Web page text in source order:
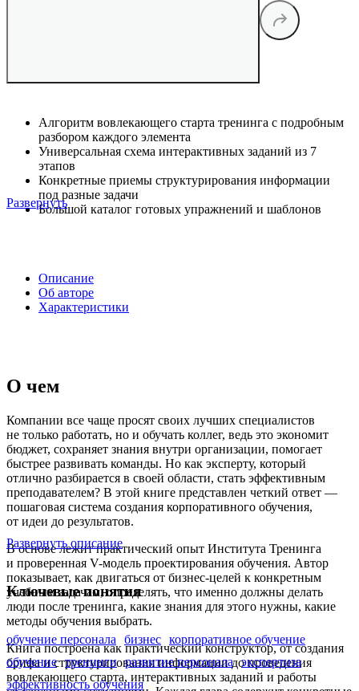
Алгоритм вовлекающего старта тренинга с подробным
разбором каждого элемента
Универсальная схема интерактивных заданий из 7
этапов
Конкретные приемы структурирования информации
под разные задачи
Большой каталог готовых упражнений и шаблонов
Развернуть
Описание
Об авторе
Характеристики
О чем
Компании все чаще просят своих лучших специалистов
не только работать, но и обучать коллег, ведь это экономит
бюджет, сохраняет знания внутри организации, помогает
быстрее развивать команды. Но как эксперту, который
отлично разбирается в своей области, стать эффективным
преподавателем? В этой книге представлен четкий ответ —
пошаговая система создания корпоративного обучения,
от идеи до результатов.
В основе лежит практический опыт Института Тренинга
и проверенная V-модель проектирования обучения. Автор
показывает, как двигаться от бизнес-целей к конкретным
учебным задачам, определять, что именно должны делать
люди после тренинга, какие знания для этого нужны, какие
методы обучения выбрать.
Книга построена как практический конструктор, от создания
брифа и структурирования информации до проведения
вовлекающего старта, интерактивных заданий и работы
Развернуть описание
Ключевые понятия
обучение персонала бизнес корпоративное обучение
обучение тренинги развитие персонала экспертиза
эффективность обучения